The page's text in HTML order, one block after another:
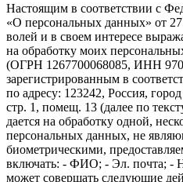
Настоящим в соответствии с
«О персональных данных» от
волей и в своем интересе
на обработку моих
(ОГРН 1267700068085, ИНН
зарегистрированным в
по адресу: 123242, Россия,
стр. 1, помещ. 13 (далее по
дается на обработку одной,
персональных данных, не
биометрическими,
включать: - ФИО; - Эл. почта; -
может совершать следующие